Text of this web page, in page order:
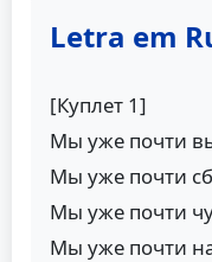
Letra em
[Куплет 1]
Мы уже почти
Мы уже почти
Мы уже почти
Мы уже почти